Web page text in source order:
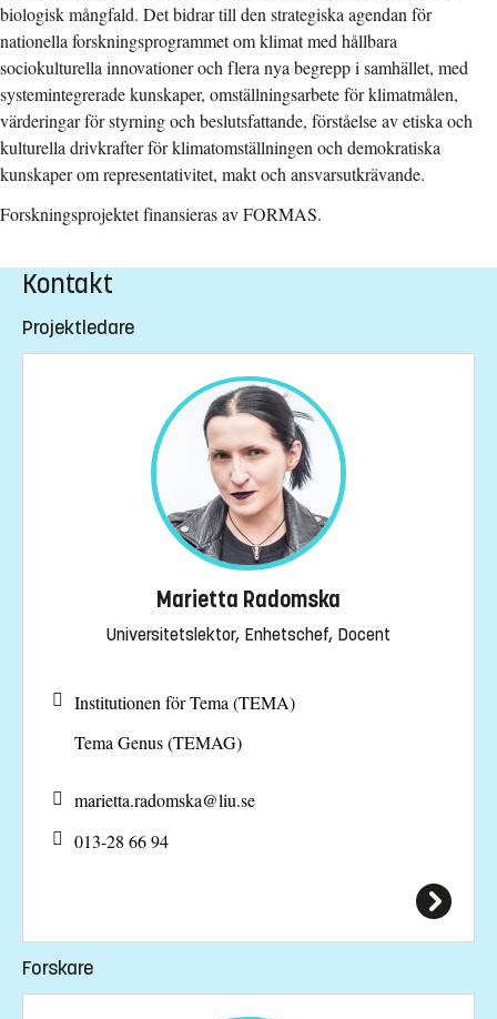
biologisk mångfald. Det bidrar till den strategiska agendan för
nationella forskningsprogrammet om klimat med hållbara
sociokulturella innovationer och flera nya begrepp i samhället, med
systemintegrerade kunskaper, omställningsarbete för klimatmålen,
värderingar för styrning och beslutsfattande, förståelse av etiska och
kulturella drivkrafter för klimatomställningen och demokratiska
kunskaper om representativitet, makt och ansvarsutkrävande.
Forskningsprojektet finansieras av FORMAS.
Kontakt
Projektledare
Marietta Radomska
Universitetslektor, Enhetschef, Docent
Institutionen för Tema (TEMA)
Tema Genus (TEMAG)
marietta.radomska@liu.se
013-28 66 94
Forskare